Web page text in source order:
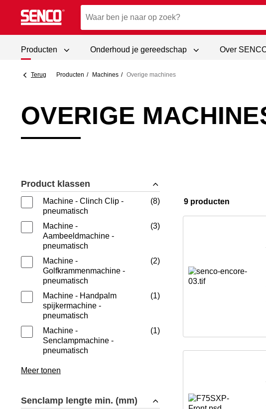
Producten Onderhoud je gereedschap Over
Terug Producten Machines Overige machines
OVERIGE
Product klassen
Machine - Clinch Clip -
pneumatisch
8
Machine -
Aambeeldmachine -
pneumatisch
3
Machine -
Golfkrammenmachine -
pneumatisch
2
Machine - Handpalm
spijkermachine -
pneumatisch
1
Machine -
Senclampmachine -
pneumatisch
1
Meer tonen
Senclamp lengte min. (mm)
9 producten